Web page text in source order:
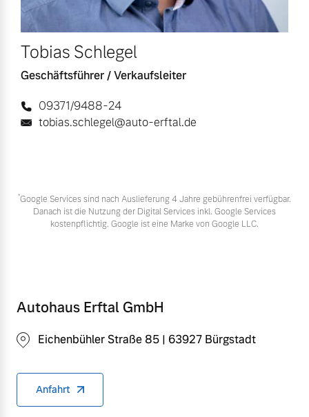
Tobias Schlegel
Geschäftsführer / Verkaufsleiter
09371/9488-24
tobias.schlegel@auto-erftal.de
*Google Services sind nach Auslieferung 4 Jahre gebührenfrei verfügbar.
Danach ist die Nutzung der Digital Services inkl. Google Services
kostenpflichtig. Google ist eine Marke von Google LLC.
Autohaus Erftal GmbH
Eichenbühler Straße 85 | 63927 Bürgstadt
Anfahrt